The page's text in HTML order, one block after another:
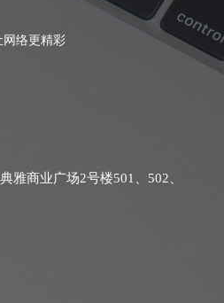
网络更精彩
雅商业广场2号楼501、502、